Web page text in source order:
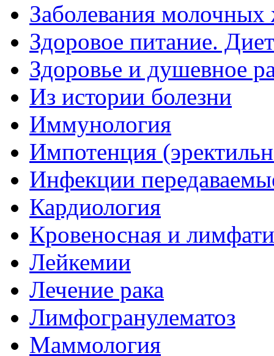
Заболевания молочных
Здоровое питание.
Здоровье и душевное
Из истории болезни
Иммунология
Импотенция
Инфекции
Кардиология
Кровеносная и
Лейкемии
Лечение рака
Лимфогранулематоз
Маммология